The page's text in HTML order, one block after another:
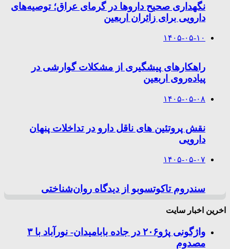
نگهداری صحیح داروها در گرمای عراق؛ توصیه‌های
دارویی برای زائران اربعین
۱۴۰۵-۰۵-۱۰
راهکارهای پیشگیری از مشکلات گوارشی در
پیاده‌روی اربعین
۱۴۰۵-۰۵-۰۸
نقش پروتئین های ناقل دارو در تداخلات پنهان
دارویی
۱۴۰۵-۰۵-۰۷
سندروم تاکوتسوبو از دیدگاه روان‌شناختی
اخرین اخبار سایت
واژگونی پژو۲۰۶ در جاده بابامیدان- نورآباد با ۳
مصدوم